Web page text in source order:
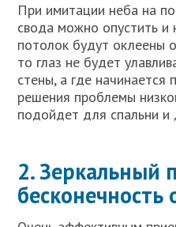
При имитации неба на
свода можно опустить и
потолок будут оклеены
то глаз не будет
стены, а где начинается
решения проблемы
подойдет для спальни и
2. Зеркальный
бесконечность